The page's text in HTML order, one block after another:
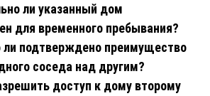
ли указанный дом
для временного пребывания?
ли подтверждено преимущество
соседа над другим?
доступ к дому второму